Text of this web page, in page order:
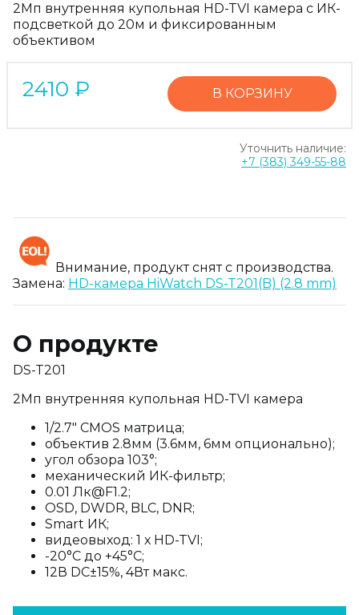
2Мп внутренняя купольная HD-TVI камера с ИК-
подсветкой до 20м и фиксированным
объективом
2410 ₽ В КОРЗИНУ
Уточнить наличие:
+7 (383) 349-55-88
Внимание, продукт снят с производства.
Замена: HD-камера HiWatch DS-T201(B) (2.8 mm)
О продукте
DS-T201
2Мп внутренняя купольная HD-TVI камера
1/2.7" CMOS матрица;
объектив 2.8мм (3.6мм, 6мм опционально);
угол обзора 103°;
механический ИК-фильтр;
0.01 Лк@F1.2;
OSD, DWDR, BLC, DNR;
Smart ИК;
видеовыход: 1 х HD-TVI;
-20°С до +45°С;
12В DC±15%, 4Вт макс.